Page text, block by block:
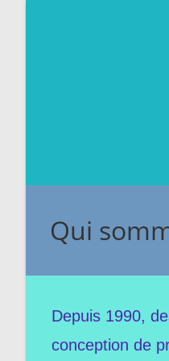
Qui
Depuis 1990,
conception de